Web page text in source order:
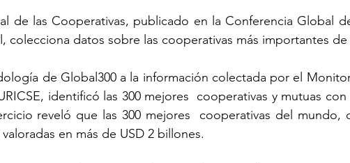
de las Cooperativas, publicado en la Conferencia Global
colecciona datos sobre las cooperativas más importantes de
de Global300 a la información colectada por el
identificó las 300 mejores  cooperativas y mutuas
reveló que las 300 mejores  cooperativas del mundo,
en más de USD 2 billones.